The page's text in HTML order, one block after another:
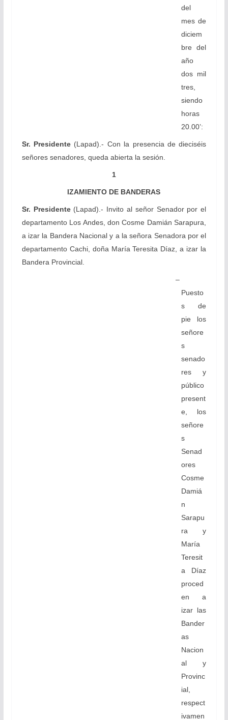
del
mes de
diciem
bre del
año
dos mil
tres,
siendo
horas
20.00’:
Sr. Presidente (Lapad).- Con la presencia de dieciséis
señores senadores, queda abierta la sesión.
1
IZAMIENTO DE BANDERAS
Sr. Presidente(Lapad).- Invito al señor Senador por el
departamento Los Andes, don Cosme Damián Sarapura,
a izar la Bandera Nacional y a la señora Senadora por el
departamento Cachi, doña María Teresita Díaz, a izar la
Bandera Provincial.
–
Puesto
s de
pie los
señore
s
senado
res y
público
present
e, los
señore
s
Senad
ores
Cosme
Damiá
n
Sarapu
ra y
María
Teresit
a Díaz
proced
en a
izar las
Bander
as
Nacion
al y
Provinc
ial,
respect
ivamen